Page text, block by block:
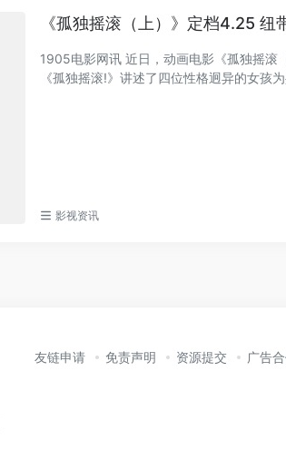
《孤独摇滚（上）》定档4.25 纽
1905电影网讯 近日，动画电影《孤独摇滚
《孤独摇滚!》讲述了四位性格迥异的女孩
影视资讯
友链申请 免责声明 资源提交 广告